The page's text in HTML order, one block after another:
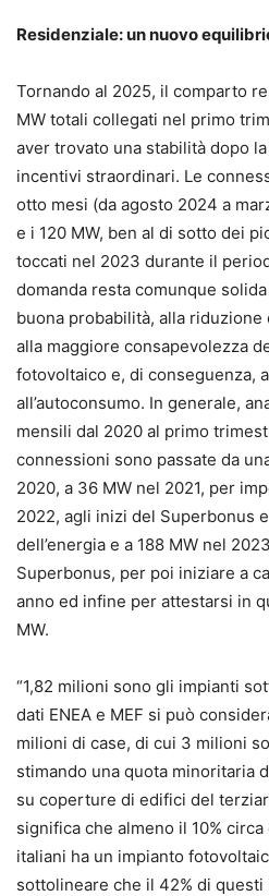
Residenziale: un nuovo
Tornando al 2025, il comparto
MW totali collegati nel primo
aver trovato una stabilità dopo
incentivi straordinari. Le
otto mesi (da agosto 2024 a
e i 120 MW, ben al di sotto dei
toccati nel 2023 durante il
domanda resta comunque
buona probabilità, alla
alla maggiore consapevolezza
fotovoltaico e, di conseguenza,
all’autoconsumo. In generale,
mensili dal 2020 al primo
connessioni sono passate da
2020, a 36 MW nel 2021, per
2022, agli inizi del Superbonus
dell’energia e a 188 MW nel
Superbonus, per poi iniziare a
anno ed infine per attestarsi in
MW.
“1,82 milioni sono gli impianti
dati ENEA e MEF si può
milioni di case, di cui 3 milioni
stimando una quota minoritaria
su coperture di edifici del
significa che almeno il 10%
italiani ha un impianto
sottolineare che il 42% di